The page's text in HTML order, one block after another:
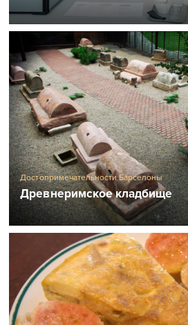
Достопримечательности Барселоны
Древнеримское кладбище